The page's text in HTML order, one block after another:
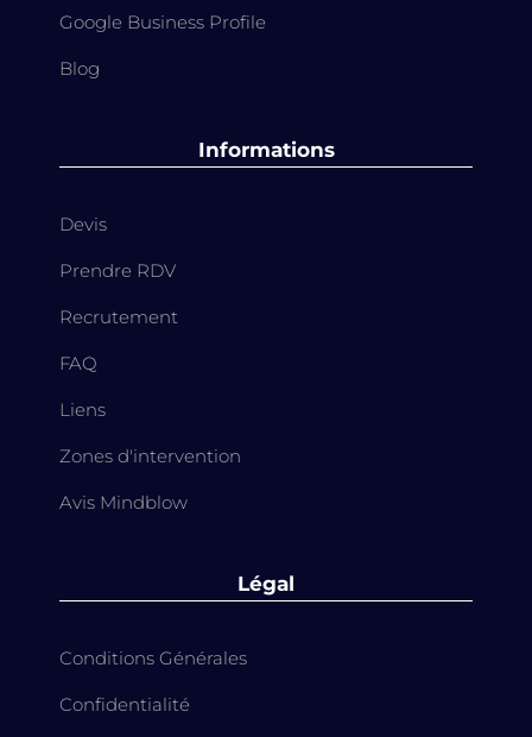
Google Business Profile
Blog
Informations
Devis
Prendre RDV
Recrutement
FAQ
Liens
Zones d'intervention
Avis Mindblow
Légal
Conditions Générales
Confidentialité